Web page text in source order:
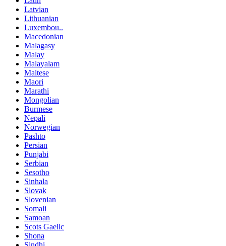
Latvian
Lithuanian
Luxembou..
Macedonian
Malagasy
Malay
Malayalam
Maltese
Maori
Marathi
Mongolian
Burmese
Nepali
Norwegian
Pashto
Persian
Punjabi
Serbian
Sesotho
Sinhala
Slovak
Slovenian
Somali
Samoan
Scots Gaelic
Shona